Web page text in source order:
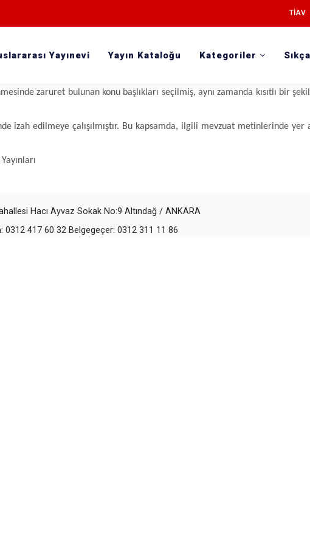
TİAV
Yayınevi Yayın Kataloğu Kategoriler
kadar olan sürec, parsel üzerinde inşaa edilmesi düşünülen
zaruret bulunan konu başlıkları seçilmiş, aynı zamanda kısıtlı bir
izah edilmeye çalışılmıştır. Bu kapsamda, ilgili mevzuat metinlerinde
Hacı Ayvaz Sokak No:9 Altındağ / ANKARA
0312 417 60 32 Belgegeçer: 0312 311 11 86